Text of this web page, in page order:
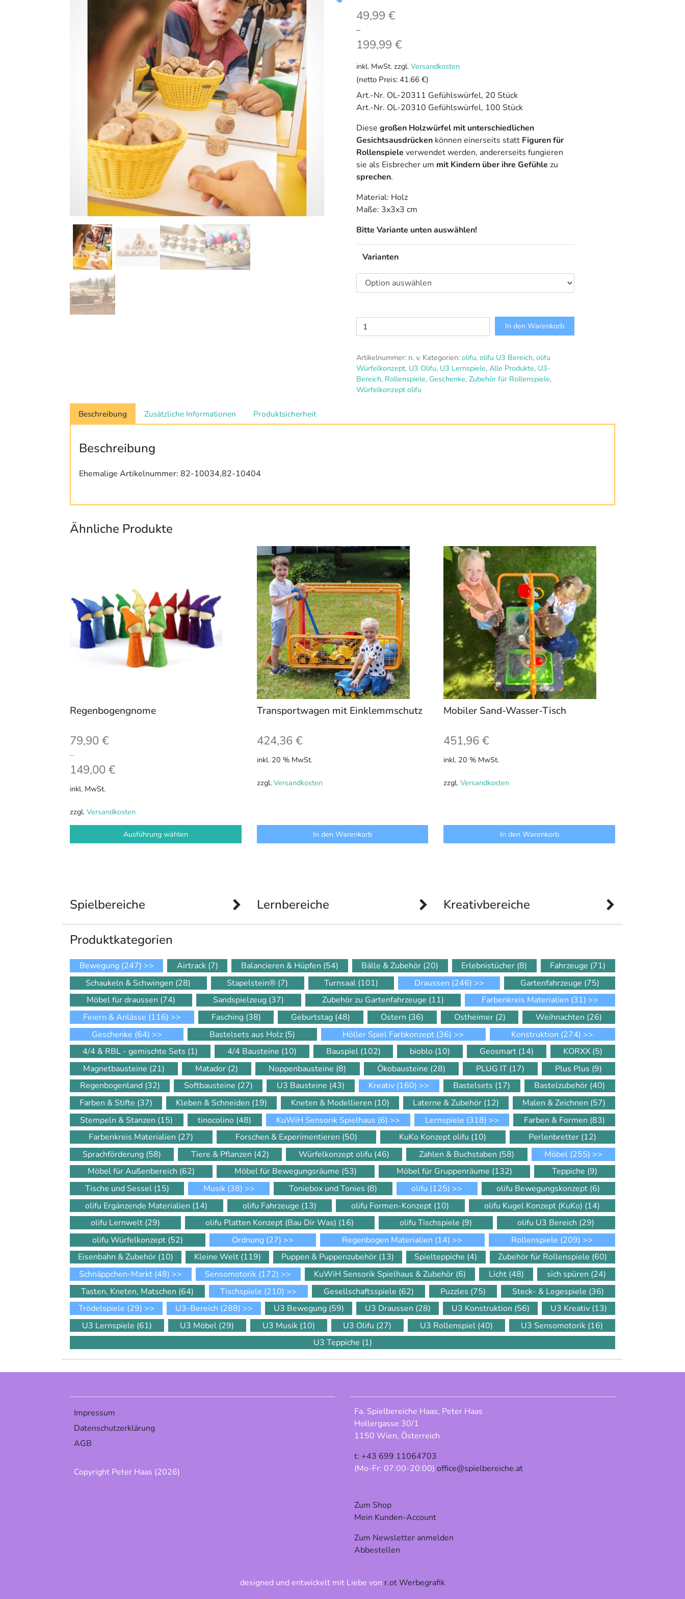
49,99 €
–
199,99 €
inkl. MwSt. zzgl. Versandkosten
(netto Preis: 41.66 €)
Art.-Nr. OL-20311 Gefühlswürfel, 20 Stück
Art.-Nr. OL-20310 Gefühlswürfel, 100 Stück
Diese großen Holzwürfel mit unterschiedlichen
Gesichtsausdrückenkönnen einerseits statt Figuren für
Rollenspiele verwendet werden, andererseits fungieren
sie als Eisbrecher um mit Kindern über ihre Gefühle zu
sprechen.
Material: Holz
Maße: 3x3x3 cm
Bitte Variante unten auswählen!
Varianten
Gefühlswürfel
Menge
In den Warenkorb
Artikelnummer: n. v. Kategorien: olifu, olifu U3 Bereich, olifu
Würfelkonzept, U3 Olifu, U3 Lernspiele, Alle Produkte, U3-
Bereich, Rollenspiele, Geschenke, Zubehör für Rollenspiele,
Würfelkonzept olifu
Beschreibung Zusätzliche Informationen Produktsicherheit
Beschreibung
Ehemalige Artikelnummer: 82-10034,82-10404
Ähnliche Produkte
Regenbogengnome
79,90€
–
149,00€
inkl. MwSt.
zzgl. Versandkosten
Ausführung wählen
Varianten
auf.
Die
Optionen
können
werden
Transportwagen mit Einklemmschutz
424,36€
inkl. 20 % MwSt.
zzgl. Versandkosten
In den Warenkorb
Mobiler Sand-Wasser-Tisch
451,96€
inkl. 20 % MwSt.
zzgl.Versandkosten
In den Warenkorb
Spielbereiche Lernbereiche Kreativbereiche
Produkt­kategorien
Bewegung (247) >> Airtrack (7) Balancieren & Hüpfen (54) Bälle & Zubehör (20) Erlebnistücher (8) Fahrzeuge (71)
Schaukeln & Schwingen (28) Stapelstein® (7) Turnsaal (101) Draussen (246) >> Gartenfahrzeuge (75)
Möbel für draussen (74) Sandspielzeug (37) Zubehör zu Gartenfahrzeuge (11) Farbenkreis Materialien (31) >>
Feiern & Anlässe (116) >> Fasching (38) Geburtstag (48) Ostern (36) Ostheimer (2) Weihnachten (26)
Geschenke (64) >> Bastelsets aus Holz (5) Höller Spiel Farbkonzept (36) >> Konstruktion (274) >>
4/4 & RBL - gemischte Sets (1) 4/4 Bausteine (10) Bauspiel (102) bioblo (10) Geosmart (14) KORXX (5)
Magnetbausteine (21) Matador (2) Noppenbausteine (8) Ökobausteine (28) PLUG IT (17) Plus Plus (9)
Regenbogenland (32) Softbausteine (27) U3 Bausteine (43) Kreativ (160) >> Bastelsets (17) Bastelzubehör (40)
Farben & Stifte (37) Kleben & Schneiden (19) Kneten & Modellieren (10) Laterne & Zubehör (12) Malen & Zeichnen (57)
Stempeln & Stanzen (15) tinocolino (48) KuWiH Sensorik Spielhaus (6) >> Lernspiele (318) >> Farben & Formen (83)
Farbenkreis Materialien (27) Forschen & Experimentieren (50) KuKo Konzept olifu (10) Perlenbretter (12)
Sprachförderung (58) Tiere & Pflanzen (42) Würfelkonzept olifu (46) Zahlen & Buchstaben (58) Möbel (255) >>
Möbel für Außenbereich (62) Möbel für Bewegungsräume (53) Möbel für Gruppenräume (132) Teppiche (9)
Tische und Sessel (15) Musik (38) >> Toniebox und Tonies (8) olifu (125) >> olifu Bewegungskonzept (6)
olifu Ergänzende Materialien (14) olifu Fahrzeuge (13) olifu Formen-Konzept (10) olifu Kugel Konzept (KuKo) (14)
olifu Lernwelt (29) olifu Platten Konzept (Bau Dir Was) (16) olifu Tischspiele (9) olifu U3 Bereich (29)
olifu Würfelkonzept (52) Ordnung (27) >> Regenbogen Materialien (14) >> Rollenspiele (209) >>
Eisenbahn & Zubehör (10) Kleine Welt (119) Puppen & Puppenzubehör (13) Spielteppiche (4) Zubehör für Rollenspiele (60)
Schnäppchen-Markt (48) >> Sensomotorik (172) >> KuWiH Sensorik Spielhaus & Zubehör (6) Licht (48) sich spüren (24)
Tasten, Kneten, Matschen (64) Tischspiele (210) >> Gesellschaftsspiele (62) Puzzles (75) Steck- & Legespiele (36)
Trödelspiele (29) >> U3-Bereich (288) >> U3 Bewegung (59) U3 Draussen (28) U3 Konstruktion (56) U3 Kreativ (13)
U3 Lernspiele (61) U3 Möbel (29) U3 Musik (10) U3 Olifu (27) U3 Rollenspiel (40) U3 Sensomotorik (16)
U3 Teppiche (1)
Impressum
Datenschutzerklärung
AGB
Copyright Peter Haas (2026)
Fa. Spielbereiche Haas, Peter Haas
Hollergasse 30/1
1150 Wien, Österreich
t: +43 699 11064703
(Mo-Fr: 07:00-20:00) office@spielbereiche.at
Zum Shop
Mein Kunden-Account
Zum Newsletter anmelden
Abbestellen
designed und entwickelt mit Liebe von r.ot Werbegrafik